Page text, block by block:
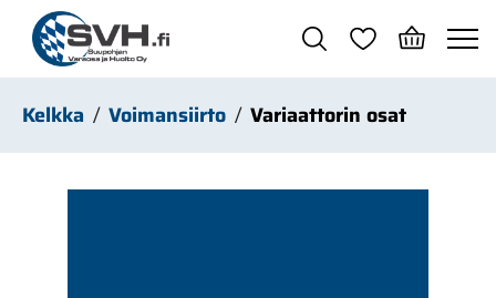
Siirry pääsisältöön
Kelkka Voimansiirto Variaattorin osat